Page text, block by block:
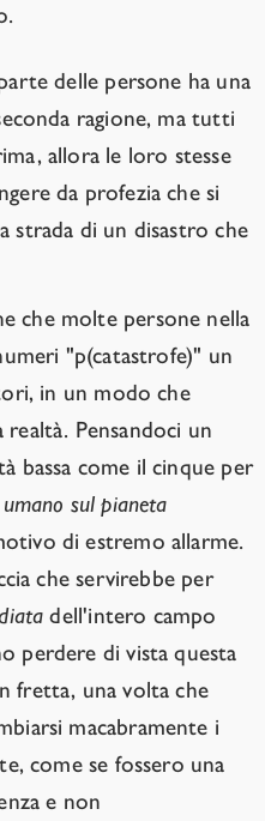
delle persone ha una
ragione, ma tutti
allora le loro stesse
da profezia che si
strada di un disastro che
che molte persone nella
"p(catastrofe)" un
in un modo che
Pensandoci un
bassa come il cinque per
sul pianeta
di estremo allarme.
che servirebbe per
dell'intero campo
perdere di vista questa
fretta, una volta che
macabramente i
come se fossero una
e non